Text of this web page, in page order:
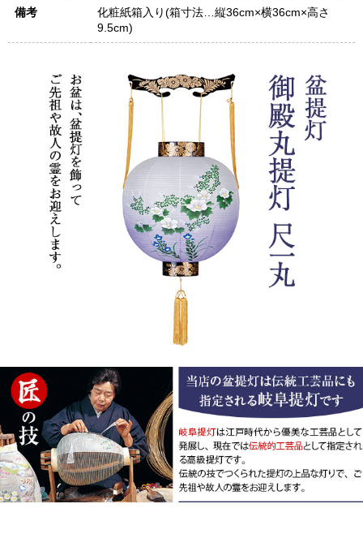
備考
化粧紙箱入り(箱寸法…縦36cm×横36cm×高さ
9.5cm)